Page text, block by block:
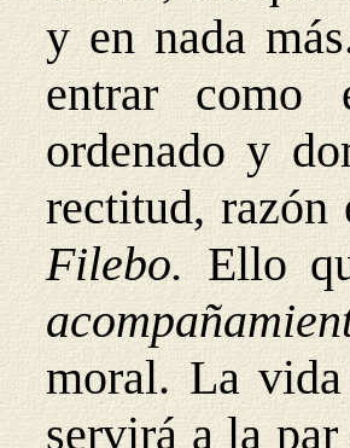
y en nada
entrar como
ordenado y
rectitud,
Filebo.Ello
moral. La
servirá a la